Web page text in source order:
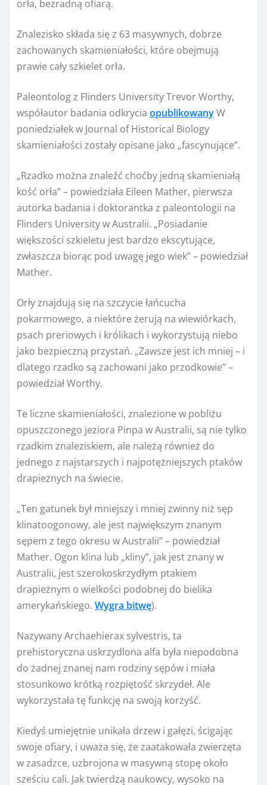
orła, bezradną ofiarą.
Znalezisko składa się z 63 masywnych, dobrze
zachowanych skamieniałości, które obejmują
prawie cały szkielet orła.
Paleontolog z Flinders University Trevor Worthy,
współautor badania odkrycia opublikowanyW
poniedziałek w Journal of Historical Biology
skamieniałości zostały opisane jako „fascynujące”.
„Rzadko można znaleźć choćby jedną skamieniałą
kość orła” – powiedziała Eileen Mather, pierwsza
autorka badania i doktorantka z paleontologii na
Flinders University w Australii. „Posiadanie
większości szkieletu jest bardzo ekscytujące,
zwłaszcza biorąc pod uwagę jego wiek” – powiedział
Mather.
Orły znajdują się na szczycie łańcucha
pokarmowego, a niektóre żerują na wiewiórkach,
psach preriowych i królikach i wykorzystują niebo
jako bezpieczną przystań. „Zawsze jest ich mniej – i
dlatego rzadko są zachowani jako przodkowie” –
powiedział Worthy.
Te liczne skamieniałości, znalezione w pobliżu
opuszczonego jeziora Pinpa w Australii, są nie tylko
rzadkim znaleziskiem, ale należą również do
jednego z najstarszych i najpotężniejszych ptaków
drapieżnych na świecie.
„Ten gatunek był mniejszy i mniej zwinny niż sęp
klinatoogonowy, ale jest największym znanym
sępem z tego okresu w Australii” – powiedział
Mather. Ogon klina lub „kliny”, jak jest znany w
Australii, jest szerokoskrzydłym ptakiem
drapieżnym o wielkości podobnej do bielika
amerykańskiego. Wygra bitwę).
Nazywany Archaehierax sylvestris, ta
prehistoryczna uskrzydlona alfa była niepodobna
do żadnej znanej nam rodziny sępów i miała
stosunkowo krótką rozpiętość skrzydeł. Ale
wykorzystała tę funkcję na swoją korzyść.
Kiedyś umiejętnie unikała drzew i gałęzi, ścigając
swoje ofiary, i uważa się, że zaatakowała zwierzęta
w zasadzce, uzbrojona w masywną stopę około
sześciu cali. Jak twierdzą naukowcy, wysoko na